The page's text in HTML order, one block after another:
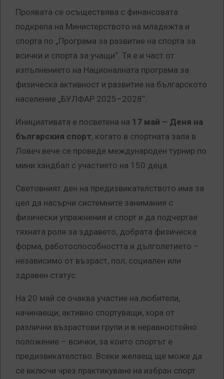
Проявата се осъществява с финансовата
подкрепа на Министерството на младежта и
спорта по „Програма за развитие на спорта за
всички и спорта за учащи“. Тя е и част от
изпълнението на Националната програма за
физическа активност и развитие на българското
население „БУЛФАР 2025–2028“.
Инициативата е посветена на 17 май – Деня на
българския спорт, когато в спортната зала в
Ловеч вече се проведе международен турнир по
мини хандбал с участието на 150 деца.
Световният ден на предизвикателството има за
цел да насърчи системните занимания с
физически упражнения и спорт и да подчертае
тяхната роля за здравето, добрата физическа
форма, работоспособността и дълголетието –
независимо от възраст, пол, социален или
здравен статус.
На 20 май се очаква участие на любители,
начинаещи, активно спортуващи, хора от
различни възрастови групи и в неравностойно
положение – всички, за които спортът е
предизвикателство. Всеки желаещ ще може да
се включи чрез практикуване на избран спорт